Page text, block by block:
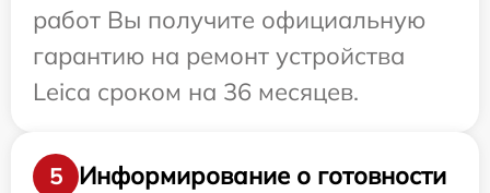
работ Вы получите официальную
гарантию на ремонт устройства
Leica сроком на 36 месяцев.
5
Информирование о готовности